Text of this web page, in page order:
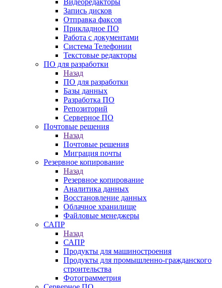
Видеоредакторы
Запись дисков
Отправка факсов
Прикладное ПО
Работа с документами
Система Телефонии
Текстовые редакторы
ПО для разработки
Назад
ПО для разработки
Базы данных
Разработка ПО
Репозиторий
Серверное ПО
Почтовые решения
Назад
Почтовые решения
Миграция почты
Резервное копирование
Назад
Резервное копирование
Аналитика данных
Восстановление данных
Облачное хранилище
Файловые менеджеры
САПР
Назад
САПР
Продукты для машиностроения
Продукты для промышленно-гражданского
строительства
Фотограмметрия